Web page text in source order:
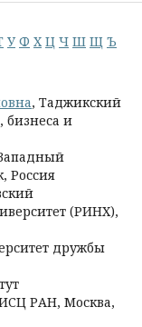
У Ф Х Ц Ч Ш Щ Ъ
, Таджикский
бизнеса и
Россия
(РИНХ),
дружбы
РАН, Москва,